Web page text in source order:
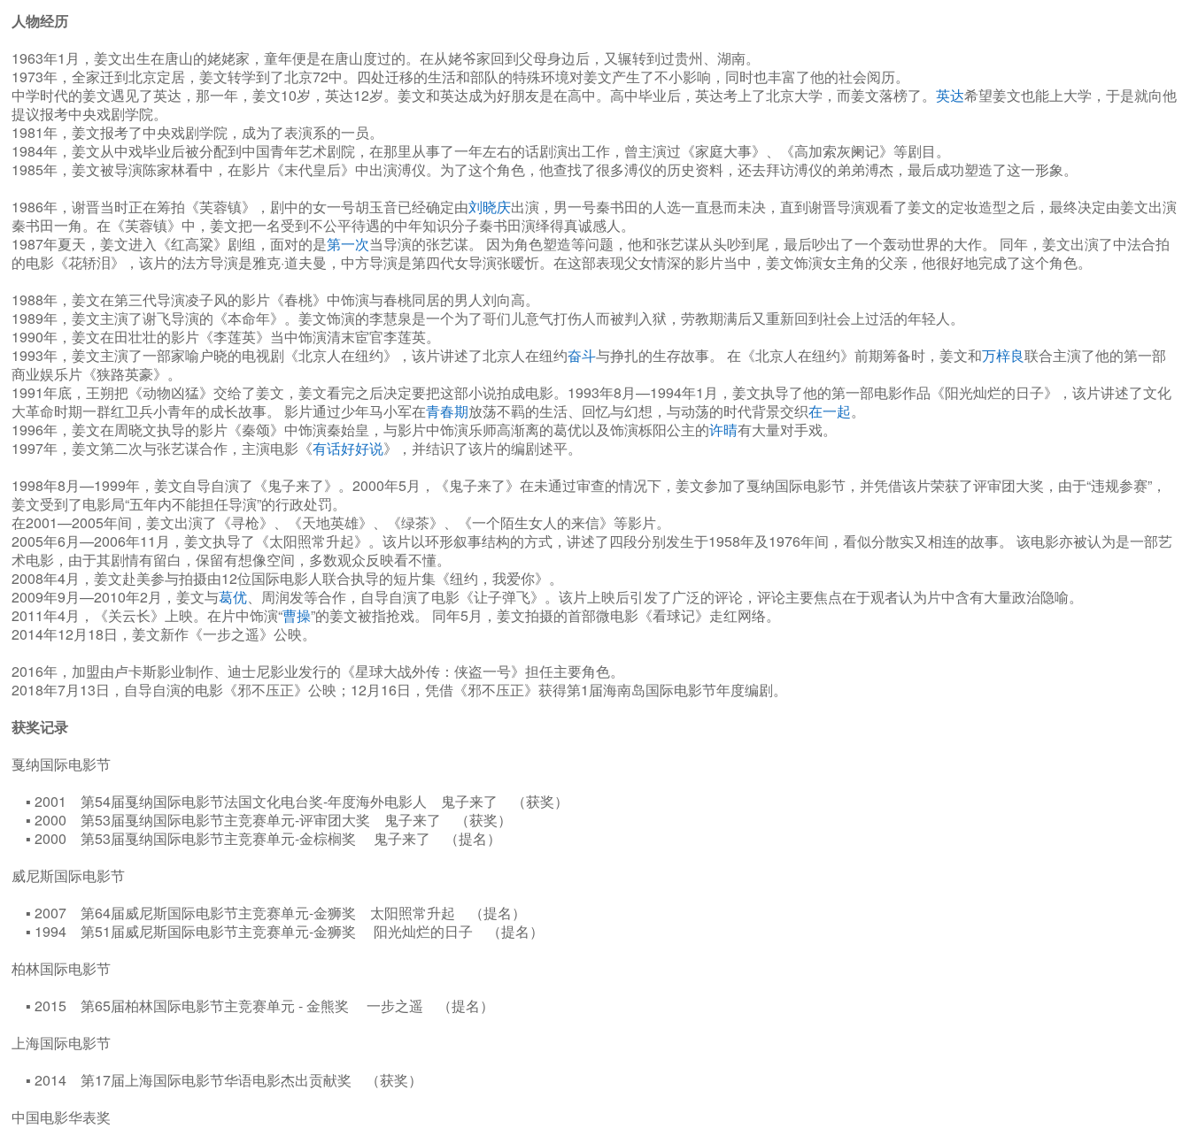
人物经历
1963年1月，姜文出生在唐山的姥姥家，童年便是在唐山度过的。在从姥爷家回到父母身边后，又辗转到过贵州、湖南。
1973年，全家迁到北京定居，姜文转学到了北京72中。四处迁移的生活和部队的特殊环境对姜文产生了不小影响，同时也丰富了他的社会阅历。
中学时代的姜文遇见了英达，那一年，姜文10岁，英达12岁。姜文和英达成为好朋友是在高中。高中毕业后，英达考上了北京大学，而姜文落榜了。 英达希望姜文也能上大学，于是就向他
提议报考中央戏剧学院。
1981年，姜文报考了中央戏剧学院，成为了表演系的一员。
1984年，姜文从中戏毕业后被分配到中国青年艺术剧院，在那里从事了一年左右的话剧演出工作，曾主演过《家庭大事》、《高加索灰阑记》等剧目。
1985年，姜文被导演陈家林看中，在影片《末代皇后》中出演溥仪。为了这个角色，他查找了很多溥仪的历史资料，还去拜访溥仪的弟弟溥杰，最后成功塑造了这一形象。
1986年，谢晋当时正在筹拍《芙蓉镇》，剧中的女一号胡玉音已经确定由刘晓庆出演，男一号秦书田的人选一直悬而未决，直到谢晋导演观看了姜文的定妆造型之后，最终决定由姜文出演
秦书田一角。在《芙蓉镇》中，姜文把一名受到不公平待遇的中年知识分子秦书田演绎得真诚感人。
1987年夏天，姜文进入《红高粱》剧组，面对的是第一次当导演的张艺谋。 因为角色塑造等问题，他和张艺谋从头吵到尾，最后吵出了一个轰动世界的大作。 同年，姜文出演了中法合拍
的电影《花轿泪》，该片的法方导演是雅克·道夫曼，中方导演是第四代女导演张暖忻。在这部表现父女情深的影片当中，姜文饰演女主角的父亲，他很好地完成了这个角色。
1988年，姜文在第三代导演凌子风的影片《春桃》中饰演与春桃同居的男人刘向高。
1989年，姜文主演了谢飞导演的《本命年》。姜文饰演的李慧泉是一个为了哥们儿意气打伤人而被判入狱，劳教期满后又重新回到社会上过活的年轻人。
1990年，姜文在田壮壮的影片《李莲英》当中饰演清末宦官李莲英。
1993年，姜文主演了一部家喻户晓的电视剧《北京人在纽约》，该片讲述了北京人在纽约奋斗与挣扎的生存故事。 在《北京人在纽约》前期筹备时，姜文和万梓良联合主演了他的第一部
商业娱乐片《狭路英豪》。
1991年底，王朔把《动物凶猛》交给了姜文，姜文看完之后决定要把这部小说拍成电影。1993年8月—1994年1月，姜文执导了他的第一部电影作品《阳光灿烂的日子》，该片讲述了文化
大革命时期一群红卫兵小青年的成长故事。 影片通过少年马小军在青春期放荡不羁的生活、回忆与幻想，与动荡的时代背景交织在一起。
1996年，姜文在周晓文执导的影片《秦颂》中饰演秦始皇，与影片中饰演乐师高渐离的葛优以及饰演栎阳公主的许晴有大量对手戏。
1997年，姜文第二次与张艺谋合作，主演电影《有话好好说》，并结识了该片的编剧述平。
1998年8月—1999年，姜文自导自演了《鬼子来了》。2000年5月，《鬼子来了》在未通过审查的情况下，姜文参加了戛纳国际电影节，并凭借该片荣获了评审团大奖，由于“违规参赛”，
姜文受到了电影局“五年内不能担任导演”的行政处罚。
在2001—2005年间，姜文出演了《寻枪》、《天地英雄》、《绿茶》、《一个陌生女人的来信》等影片。
2005年6月—2006年11月，姜文执导了《太阳照常升起》。该片以环形叙事结构的方式，讲述了四段分别发生于1958年及1976年间，看似分散实又相连的故事。 该电影亦被认为是一部艺
术电影，由于其剧情有留白，保留有想像空间，多数观众反映看不懂。
2008年4月，姜文赴美参与拍摄由12位国际电影人联合执导的短片集《纽约，我爱你》。
2009年9月—2010年2月，姜文与葛优、周润发等合作，自导自演了电影《让子弹飞》。该片上映后引发了广泛的评论，评论主要焦点在于观者认为片中含有大量政治隐喻。
2011年4月，《关云长》上映。在片中饰演“曹操”的姜文被指抢戏。 同年5月，姜文拍摄的首部微电影《看球记》走红网络。
2014年12月18日，姜文新作《一步之遥》公映。
2016年，加盟由卢卡斯影业制作、迪士尼影业发行的《星球大战外传：侠盗一号》担任主要角色。
2018年7月13日，自导自演的电影《邪不压正》公映；12月16日，凭借《邪不压正》获得第1届海南岛国际电影节年度编剧。
获奖记录
戛纳国际电影节
▪ 2001 第54届戛纳国际电影节法国文化电台奖-年度海外电影人 鬼子来了 （获奖）
▪ 2000 第53届戛纳国际电影节主竞赛单元-评审团大奖 鬼子来了 （获奖）
▪ 2000 第53届戛纳国际电影节主竞赛单元-金棕榈奖 鬼子来了 （提名）
威尼斯国际电影节
▪ 2007 第64届威尼斯国际电影节主竞赛单元-金狮奖 太阳照常升起 （提名）
▪ 1994 第51届威尼斯国际电影节主竞赛单元-金狮奖 阳光灿烂的日子 （提名）
柏林国际电影节
▪ 2015 第65届柏林国际电影节主竞赛单元 - 金熊奖 一步之遥 （提名）
上海国际电影节
▪ 2014 第17届上海国际电影节华语电影杰出贡献奖 （获奖）
中国电影华表奖